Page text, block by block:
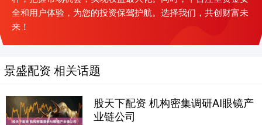
全和用户体验，为您的投资保驾护航。选择我们，共创财富未
来！
景盛配资 相关话题
股天下配资 机构密集调研AI眼镜产
业链公司